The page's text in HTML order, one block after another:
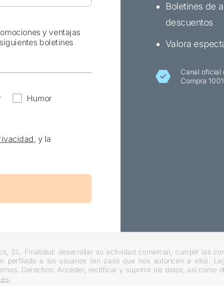
y ventajas
boletines
Humor
, y la
Boletines de
descuentos
Valora
Canal oficial
Compra
SL. Finalidad: desarrollar su actividad comercial, cumplir las
perfilado a los usuarios (en caso que nos autoricen a ello).
Derechos: Acceder, rectificar y suprimir los datos, así como